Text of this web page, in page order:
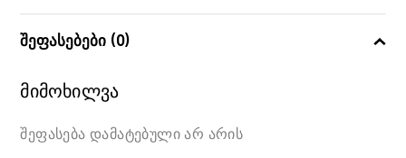
შეფასებები (0)
მიმოხილვა
შეფასება დამატებული არ არის